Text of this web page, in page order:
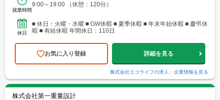
就業時間
9:00～19:00 （休憩：120分）
休日
■ 休日：火曜・水曜 ■ GW休暇 ■ 夏季休暇 ■ 年末年始休暇 ■ 慶弔休
暇 ■ 有給休暇 年間休日：110日
お気に入り登録 詳細を見る
株式会社エコライフの求人・企業情報を見る
株式会社第一重量設計